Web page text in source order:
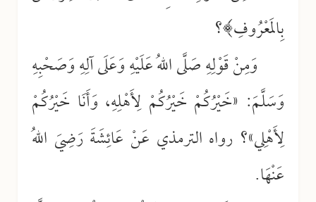
بِالمَعْرُوفِ﴾؟
وَمِنْ قَوْلِهِ صَلَّى اللهُ عَلَيْهِ وَعَلَى آلِهِ وَصَحْبِهِ
وَسَلَّمَ: «خَيْرُكُمْ خَيْرُكُمْ لِأَهْلِهِ، وَأَنَا خَيْرُكُمْ
لِأَهْلِي»؟ رواه الترمذي عَنْ عَائِشَةَ رَضِيَ اللهُ
عَنْهَا.